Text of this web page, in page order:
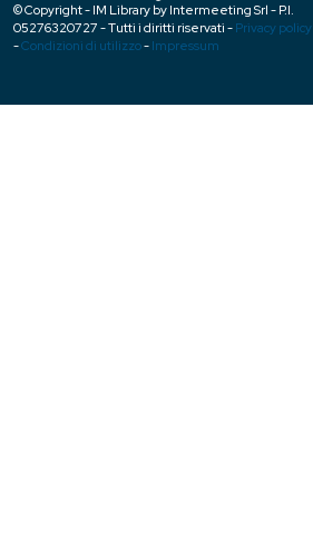
© Copyright - IM Library by Intermeeting Srl - P.I.
05276320727 - Tutti i diritti riservati - Privacy policy
-Condizioni di utilizzo- Impressum